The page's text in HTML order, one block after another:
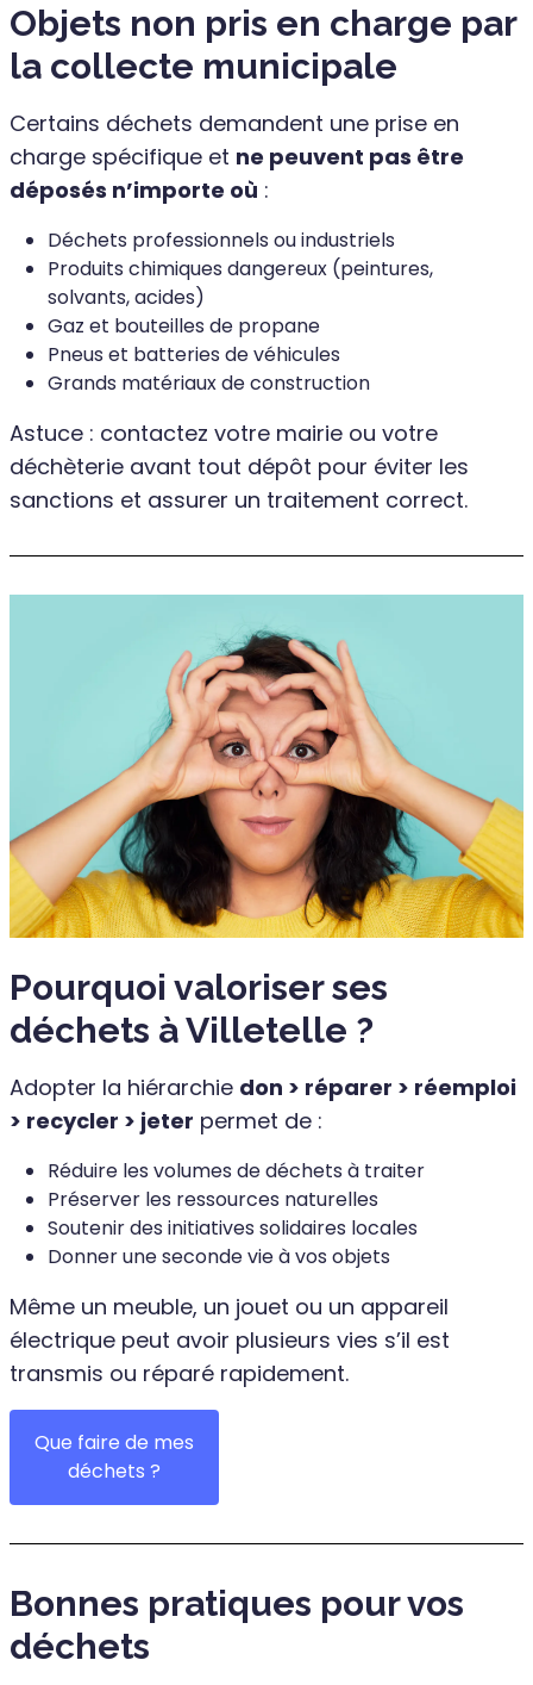
Objets non pris en charge par
la collecte municipale
Certains déchets demandent une prise en
charge spécifique et ne peuvent pas être
déposés n’importe où :
Déchets professionnels ou industriels
Produits chimiques dangereux (peintures,
solvants, acides)
Gaz et bouteilles de propane
Pneus et batteries de véhicules
Grands matériaux de construction
Astuce : contactez votre mairie ou votre
déchèterie avant tout dépôt pour éviter les
sanctions et assurer un traitement correct.
Pourquoi valoriser ses
déchets à Villetelle ?
Adopter la hiérarchie don > réparer > réemploi
> recycler > jeter permet de :
Réduire les volumes de déchets à traiter
Préserver les ressources naturelles
Soutenir des initiatives solidaires locales
Donner une seconde vie à vos objets
Même un meuble, un jouet ou un appareil
électrique peut avoir plusieurs vies s’il est
transmis ou réparé rapidement.
Que faire de mes
déchets ?
Bonnes pratiques pour vos
déchets